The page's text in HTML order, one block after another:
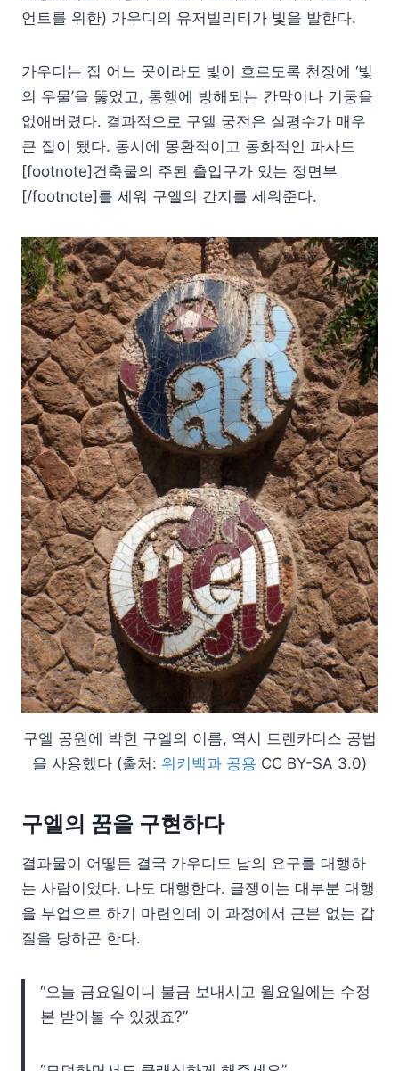
언트를 위한) 가우디의 유저빌리티가 빛을 발한다.
가우디는 집 어느 곳이라도 빛이 흐르도록 천장에 ‘빛
의 우물’을 뚫었고, 통행에 방해되는 칸막이나 기둥을
없애버렸다. 결과적으로 구엘 궁전은 실평수가 매우
큰 집이 됐다. 동시에 몽환적이고 동화적인 파사드
[footnote]건축물의 주된 출입구가 있는 정면부
[/footnote]를 세워 구엘의 간지를 세워준다.
구엘 공원에 박힌 구엘의 이름, 역시 트렌카디스 공법
을 사용했다 (출처: 위키백과 공용 CC BY-SA 3.0)
구엘의 꿈을 구현하다
결과물이 어떻든 결국 가우디도 남의 요구를 대행하
는 사람이었다. 나도 대행한다. 글쟁이는 대부분 대행
을 부업으로 하기 마련인데 이 과정에서 근본 없는 갑
질을 당하곤 한다.
“오늘 금요일이니 불금 보내시고 월요일에는 수정
본 받아볼 수 있겠죠?”